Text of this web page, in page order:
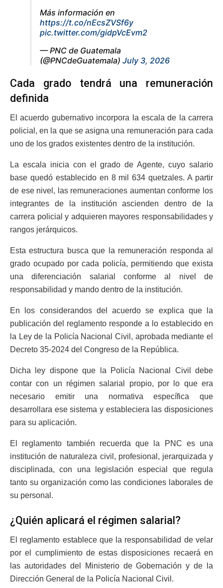
Más información en
https://t.co/nEcsZVSf6y
pic.twitter.com/gidpVcEvm2
— PNC de Guatemala
(@PNCdeGuatemala) July 3, 2026
Cada grado tendrá una remuneración
definida
El acuerdo gubernativo incorpora la escala de la carrera
policial, en la que se asigna una remuneración para cada
uno de los grados existentes dentro de la institución.
La escala inicia con el grado de Agente, cuyo salario
base quedó establecido en 8 mil 634 quetzales. A partir
de ese nivel, las remuneraciones aumentan conforme los
integrantes de la institución ascienden dentro de la
carrera policial y adquieren mayores responsabilidades y
rangos jerárquicos.
Esta estructura busca que la remuneración responda al
grado ocupado por cada policía, permitiendo que exista
una diferenciación salarial conforme al nivel de
responsabilidad y mando dentro de la institución.
En los considerandos del acuerdo se explica que la
publicación del reglamento responde a lo establecido en
la Ley de la Policía Nacional Civil, aprobada mediante el
Decreto 35-2024 del Congreso de la República.
Dicha ley dispone que la Policía Nacional Civil debe
contar con un régimen salarial propio, por lo que era
necesario emitir una normativa específica que
desarrollara ese sistema y estableciera las disposiciones
para su aplicación.
El reglamento también recuerda que la PNC es una
institución de naturaleza civil, profesional, jerarquizada y
disciplinada, con una legislación especial que regula
tanto su organización como las condiciones laborales de
su personal.
¿Quién aplicará el régimen salarial?
El reglamento establece que la responsabilidad de velar
por el cumplimiento de estas disposiciones recaerá en
las autoridades del Ministerio de Gobernación y de la
Dirección General de la Policía Nacional Civil.